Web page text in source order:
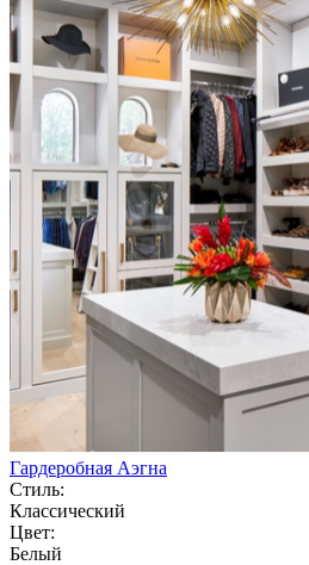
Гардеробная Аэгна
Стиль:
Классический
Цвет:
Белый